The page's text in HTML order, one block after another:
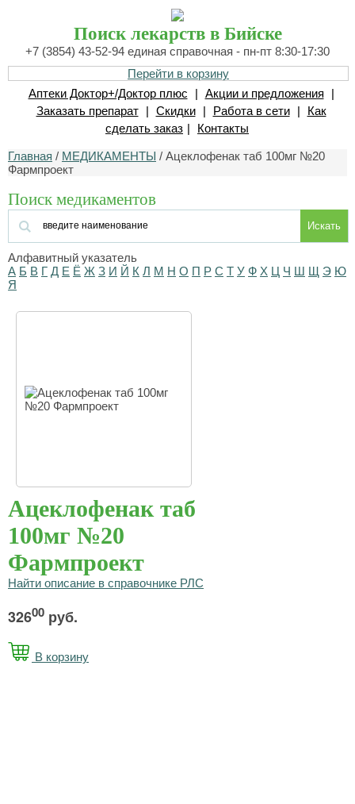
Поиск лекарств в Бийске
+7 (3854) 43-52-94 единая справочная - пн-пт 8:30-17:30
Перейти в корзину
Аптеки Доктор+/Доктор плюс
| Акции и предложения
|
Заказать препарат
| Скидки | Работа в сети |
Как
сделать заказ | Контакты
Главная / МЕДИКАМЕНТЫ / Ацеклофенак таб 100мг №20
Фармпроект
Поиск медикаментов
Искать
Алфавитный указатель
А Б В Г Д Е Ё Ж З И Й К Л М Н О П Р С Т У Ф Х Ц Ч Ш Щ Э Ю
Я
Ацеклофенак таб
100мг №20
Фармпроект
Найти описание в справочнике РЛС
32600 руб.
В корзину